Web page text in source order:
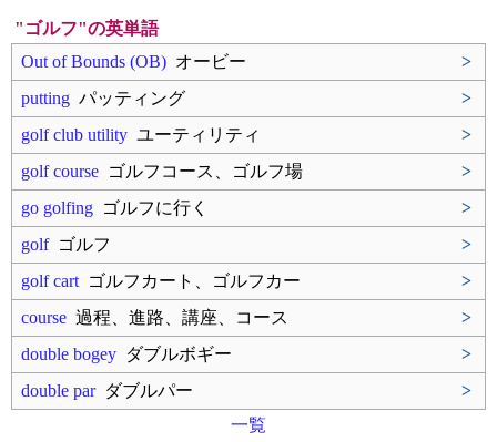
"ゴルフ"の英単語
Out of Bounds (OB) オービー
>
putting パッティング
>
golf club utility ユーティリティ
>
golf course ゴルフコース、ゴルフ場
>
go golfing ゴルフに行く
>
golfゴルフ
>
golf cart ゴルフカート、ゴルフカー
>
course 過程、進路、講座、コース
>
double bogey ダブルボギー
>
double parダブルパー
>
一覧